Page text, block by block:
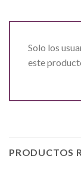
Solo los
este
PRODUCTOS